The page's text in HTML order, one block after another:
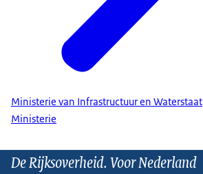
Ministerie van Infrastructuur en Waterstaat
Ministerie
De Rijksoverheid. Voor Nederland